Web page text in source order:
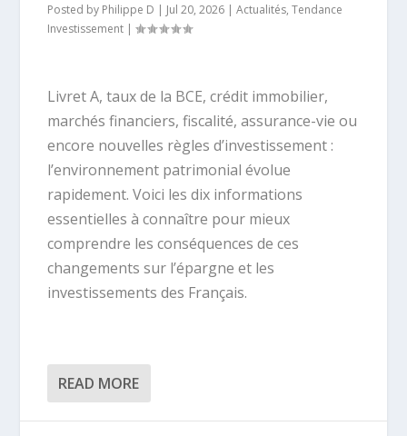
Posted by Philippe D | Jul 20, 2026 |Actualités,Tendance
Investissement |
Livret A, taux de la BCE, crédit immobilier,
marchés financiers, fiscalité, assurance-vie ou
encore nouvelles règles d’investissement :
l’environnement patrimonial évolue
rapidement. Voici les dix informations
essentielles à connaître pour mieux
comprendre les conséquences de ces
changements sur l’épargne et les
investissements des Français.
READ MORE